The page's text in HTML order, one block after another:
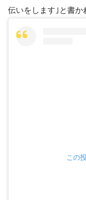
伝いをします｣と書か
この